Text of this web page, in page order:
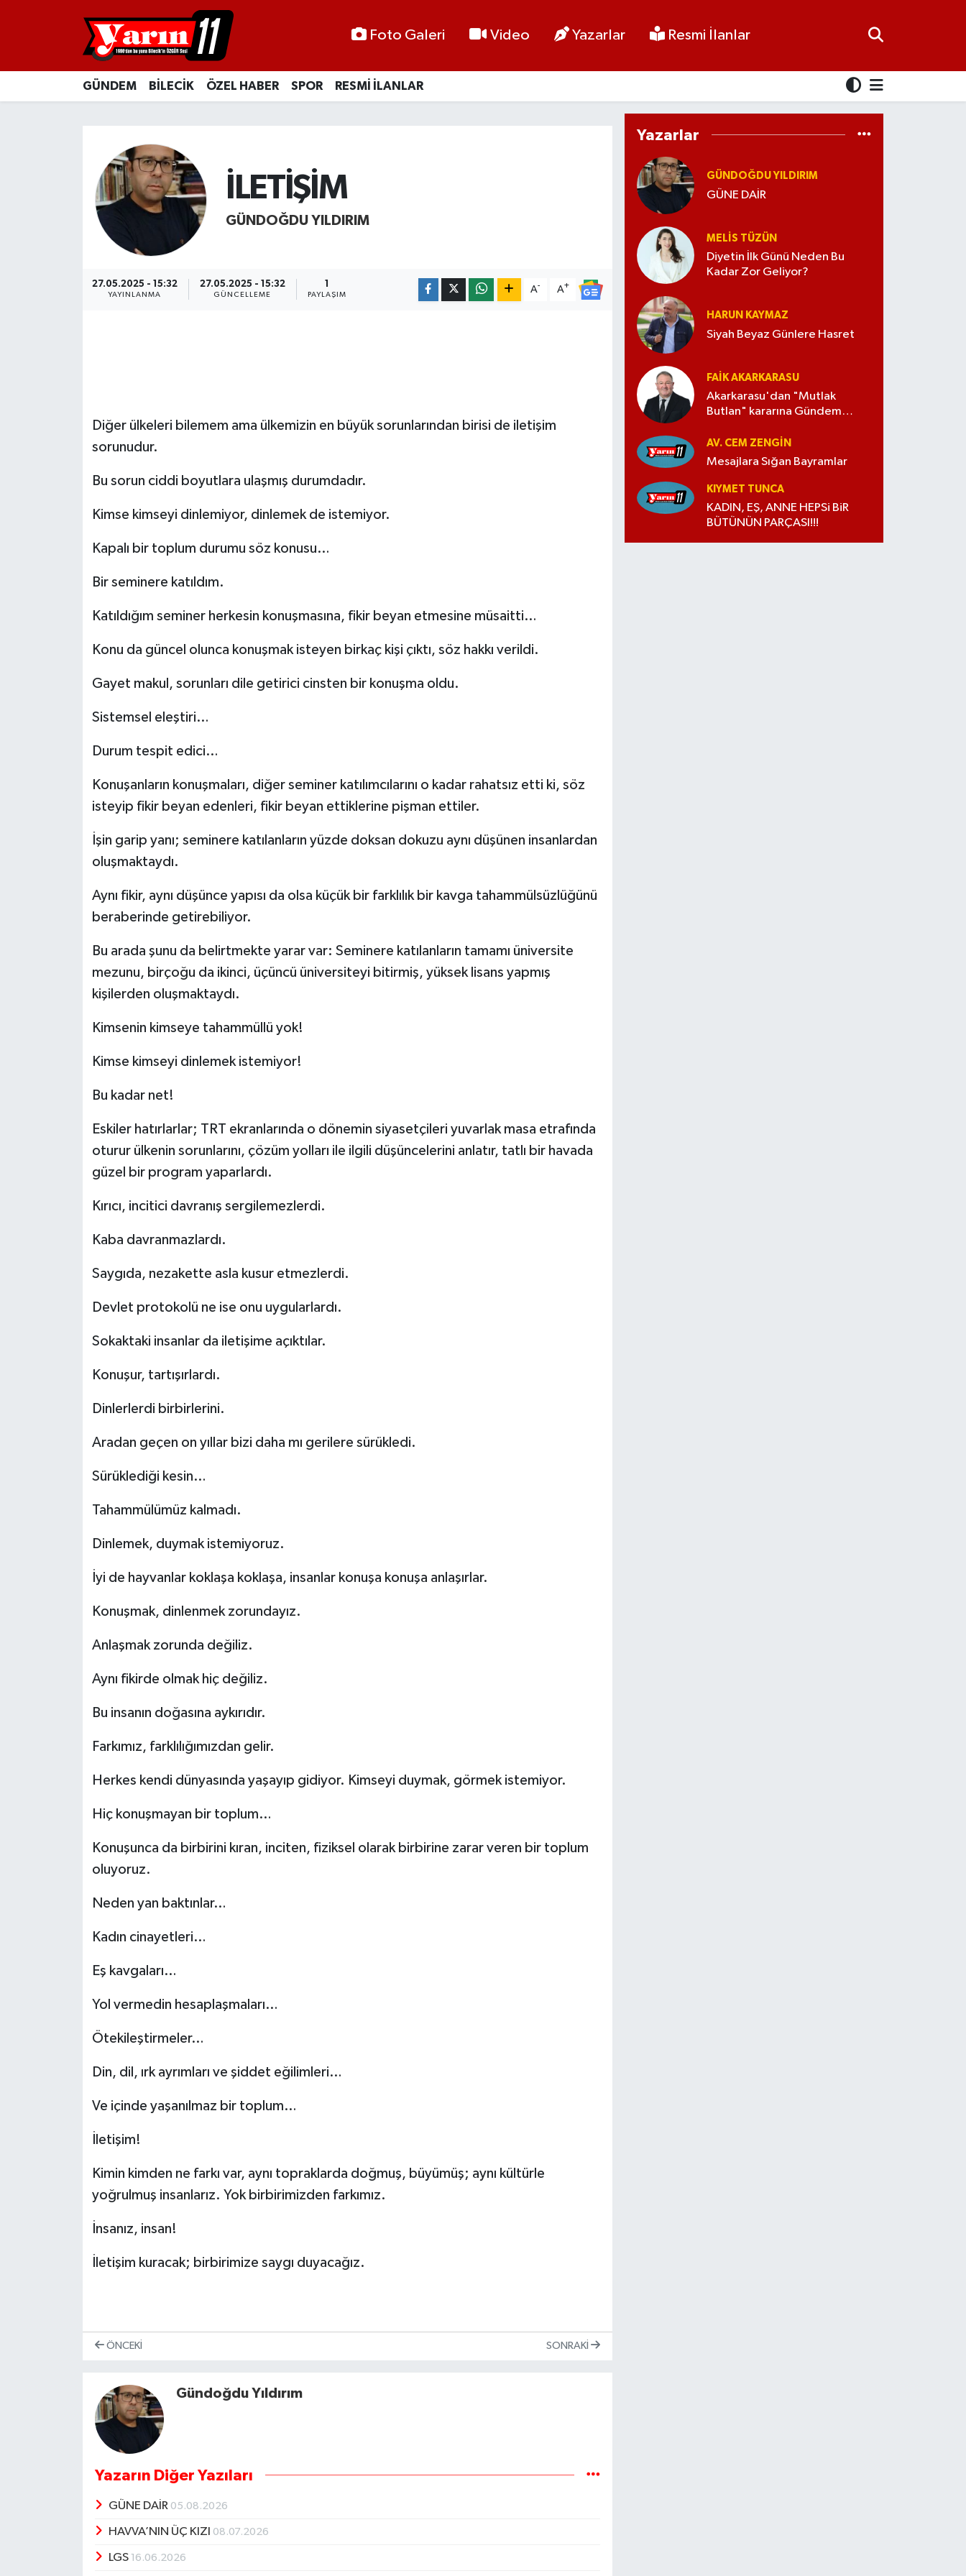
Foto Galeri Video Yazarlar Resmi İlanlar
GÜNDEM BİLECİK ÖZEL HABER SPOR RESMİ İLANLAR
İLETİŞİM
GÜNDOĞDU YILDIRIM
27.05.2025 - 15:32
YAYINLANMA
27.05.2025 - 15:32
GÜNCELLEME PAYLAŞIM
A- A+
Diğer ülkeleri bilemem ama ülkemizin en büyük sorunlarından birisi de iletişim
sorunudur.
Bu sorun ciddi boyutlara ulaşmış durumdadır.
Kimse kimseyi dinlemiyor, dinlemek de istemiyor.
Kapalı bir toplum durumu söz konusu…
Bir seminere katıldım.
Katıldığım seminer herkesin konuşmasına, fikir beyan etmesine müsaitti…
Konu da güncel olunca konuşmak isteyen birkaç kişi çıktı, söz hakkı verildi.
Gayet makul, sorunları dile getirici cinsten bir konuşma oldu.
Sistemsel eleştiri…
Durum tespit edici…
Konuşanların konuşmaları, diğer seminer katılımcılarını o kadar rahatsız etti ki, söz
isteyip fikir beyan edenleri, fikir beyan ettiklerine pişman ettiler.
İşin garip yanı; seminere katılanların yüzde doksan dokuzu aynı düşünen insanlardan
oluşmaktaydı.
Aynı fikir, aynı düşünce yapısı da olsa küçük bir farklılık bir kavga tahammülsüzlüğünü
beraberinde getirebiliyor.
Bu arada şunu da belirtmekte yarar var: Seminere katılanların tamamı üniversite
mezunu, birçoğu da ikinci, üçüncü üniversiteyi bitirmiş, yüksek lisans yapmış
kişilerden oluşmaktaydı.
Kimsenin kimseye tahammüllü yok!
Kimse kimseyi dinlemek istemiyor!
Bu kadar net!
Eskiler hatırlarlar; TRT ekranlarında o dönemin siyasetçileri yuvarlak masa etrafında
oturur ülkenin sorunlarını, çözüm yolları ile ilgili düşüncelerini anlatır, tatlı bir havada
güzel bir program yaparlardı.
Kırıcı, incitici davranış sergilemezlerdi.
Kaba davranmazlardı.
Saygıda, nezakette asla kusur etmezlerdi.
Devlet protokolü ne ise onu uygularlardı.
Sokaktaki insanlar da iletişime açıktılar.
Konuşur, tartışırlardı.
Dinlerlerdi birbirlerini.
Aradan geçen on yıllar bizi daha mı gerilere sürükledi.
Sürüklediği kesin…
Tahammülümüz kalmadı.
Dinlemek, duymak istemiyoruz.
İyi de hayvanlar koklaşa koklaşa, insanlar konuşa konuşa anlaşırlar.
Konuşmak, dinlenmek zorundayız.
Anlaşmak zorunda değiliz.
Aynı fikirde olmak hiç değiliz.
Bu insanın doğasına aykırıdır.
Farkımız, farklılığımızdan gelir.
Herkes kendi dünyasında yaşayıp gidiyor. Kimseyi duymak, görmek istemiyor.
Hiç konuşmayan bir toplum…
Konuşunca da birbirini kıran, inciten, fiziksel olarak birbirine zarar veren bir toplum
oluyoruz.
Neden yan baktınlar…
Kadın cinayetleri…
Eş kavgaları…
Yol vermedin hesaplaşmaları…
Ötekileştirmeler…
Din, dil, ırk ayrımları ve şiddet eğilimleri…
Ve içinde yaşanılmaz bir toplum…
İletişim!
Kimin kimden ne farkı var, aynı topraklarda doğmuş, büyümüş; aynı kültürle
yoğrulmuş insanlarız. Yok birbirimizden farkımız.
İnsanız, insan!
İletişim kuracak; birbirimize saygı duyacağız.
ÖNCEKI SONRAKI
Gündoğdu Yıldırım
Yazarın Diğer Yazıları
GÜNE DAİR 05.08.2026
HAVVA’NIN ÜÇ KIZI 08.07.2026
LGS 16.06.2026
Yazarlar
GÜNDOĞDU YILDIRIM
GÜNE DAİR
MELİS TÜZÜN
Diyetin İlk Günü Neden Bu
Kadar Zor Geliyor?
HARUN KAYMAZ
Siyah Beyaz Günlere Hasret
FAIK AKARKARASU
Akarkarasu'dan "Mutlak
Butlan" kararına Gündem
AV. CEM ZENGİN
Mesajlara Sığan Bayramlar
KIYMET TUNCA
KADIN, EŞ, ANNE HEPSi BiR
BÜTÜNÜN PARÇASI!!!
GÜNDEM
BİLECİK
RESMİ İLANLAR
Bilecik Nöbetçi Eczaneler
Bilecik Hava Durumu
Bilecik Trafik Yoğunluk Haritası
Süper Lig Puan Durumu ve Fikstür
Tüm Manşetler